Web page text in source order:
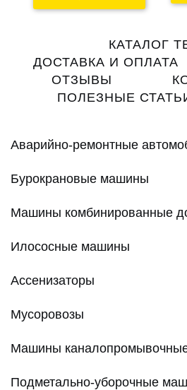
navigation
КАТАЛОГ
ДОСТАВКА И ОПЛАТА
ОТЗЫВЫ
ПОЛЕЗНЫЕ
Аварийно-ремонтные
Бурокрановые машины
Машины комбинированные
Илососные машины
Ассенизаторы
Мусоровозы
Машины
Подметально-уборочные